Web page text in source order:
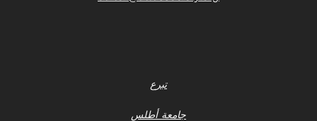
تبرع
جامعة أطلس